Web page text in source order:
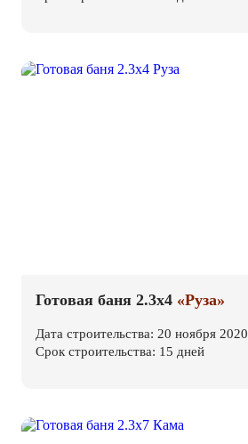
Готовая баня 2.3х4 «Руза»
Дата строительства: 20 ноября 2020
Срок строительства: 15 дней